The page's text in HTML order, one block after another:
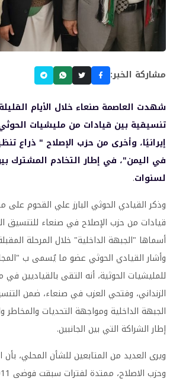
مشاركة الخبر:
شهدت العاصمة صنعاء خلال الأيام
تنسيقية بين قيادات من مليشيات الحوثي
إيرانيًا، وأخرى من حزب الإصلاح " ذراع
في اليمن"، في إطار التخادم المشترك
لسنوات.
وذكر القيادي الحوثي البارز علي القحوم
قيادات من حزب الإصلاح في صنعاء للتنسيق
أسماها "الجبهة الداخلية" خلال المرحلة
وأشار القيادي الحوثي عضو ما يُسمى ب
للمليشيات الحوثية، أنه التقى بالقياديين
الزنداني، وفتحي العزب في صنعاء، ضمن
الجبهة الداخلية ومواجهة التحديات
إطار الشراكة التي بين الجانبين.
ويرى العديد من المتابعين للشأن المحلي، بأن